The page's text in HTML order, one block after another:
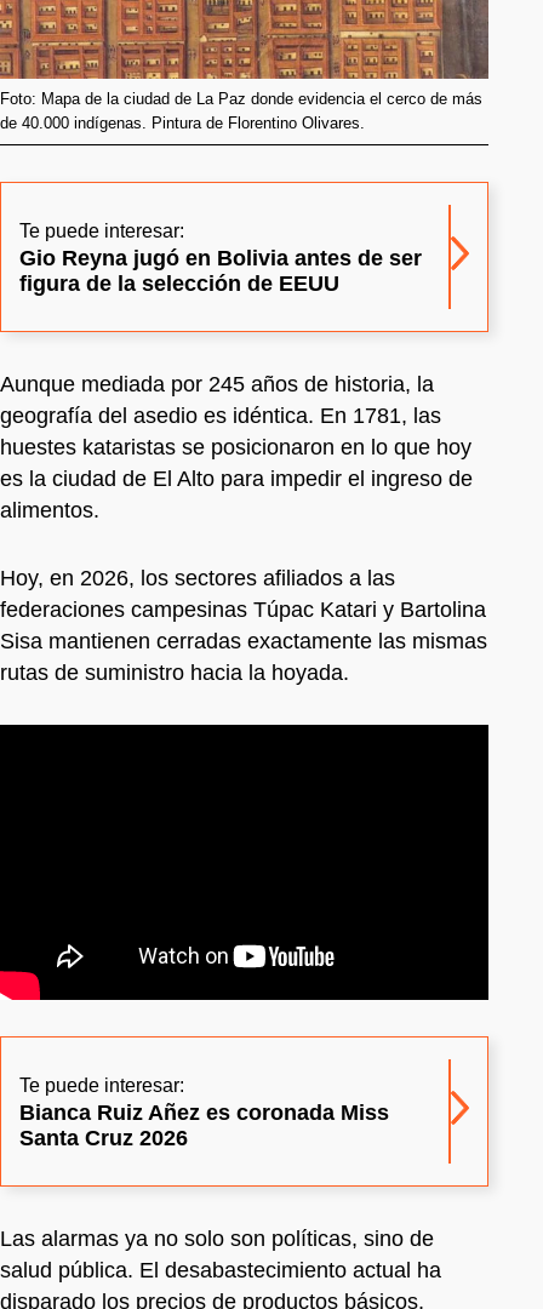
Foto: Mapa de la ciudad de La Paz donde evidencia el cerco de más
de 40.000 indígenas. Pintura de Florentino Olivares.
Te puede interesar:
Gio Reyna jugó en Bolivia antes de ser
figura de la selección de EEUU
Aunque mediada por 245 años de historia, la
geografía del asedio es idéntica. En 1781, las
huestes kataristas se posicionaron en lo que hoy
es la ciudad de El Alto para impedir el ingreso de
alimentos.
Hoy, en 2026, los sectores afiliados a las
federaciones campesinas Túpac Katari y Bartolina
Sisa mantienen cerradas exactamente las mismas
rutas de suministro hacia la hoyada.
Te puede interesar:
Bianca Ruiz Añez es coronada Miss
Santa Cruz 2026
Las alarmas ya no solo son políticas, sino de
salud pública. El desabastecimiento actual ha
disparado los precios de productos básicos,